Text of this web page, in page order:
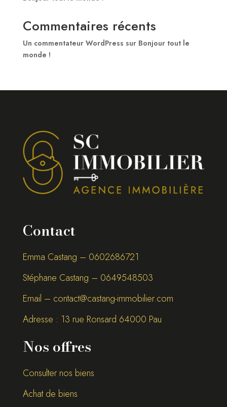
Commentaires récents
Un commentateur WordPress sur Bonjour tout le
monde !
Contact
Emma Castang – 0602686721
Stéphane Castang – 0649548503
Email – contact@castang-immobilier.com
Adresse : 13 rue Ronsard 64000 Pau
Nos offres
Consulter nos biens
Achat de biens